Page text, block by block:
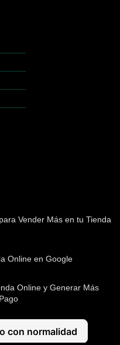
Vender Más en tu Tienda
Online en Google
Online y Generar Más